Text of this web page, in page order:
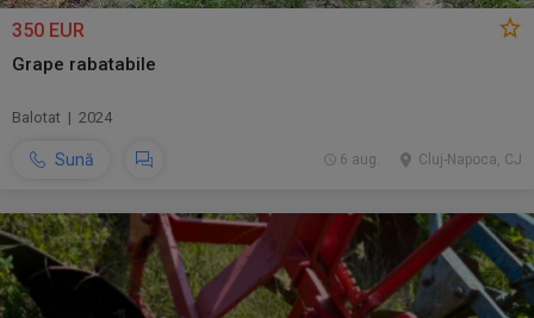
350 EUR
Grape rabatabile
Balotat | 2024
Sună Cluj-Napoca, CJ
6 aug.